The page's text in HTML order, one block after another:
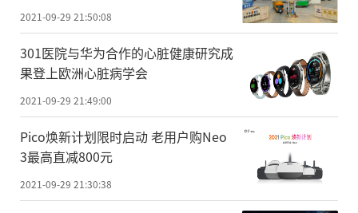
2021-09-29 21:50:08
301医院与华为合作的心脏健康研究成
果登上欧洲心脏病学会
2021-09-29 21:49:00
Pico焕新计划限时启动 老用户购Neo
3最高直减800元
2021-09-29 21:30:38